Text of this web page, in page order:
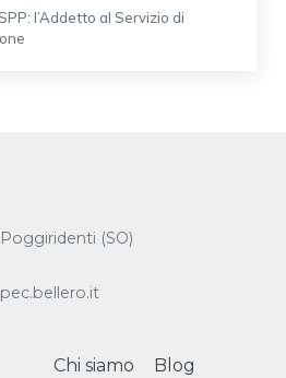
l’Addetto al Servizio di
(SO)
Chi siamo Blog